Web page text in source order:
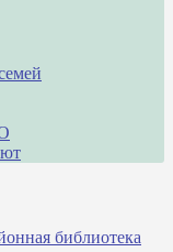
библиотека